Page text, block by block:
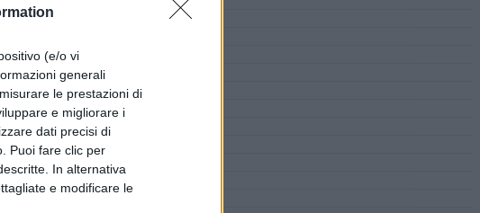
(e/o vi
generali
le prestazioni di
e migliorare i
dati precisi di
Puoi fare clic per
In alternativa
e modificare le